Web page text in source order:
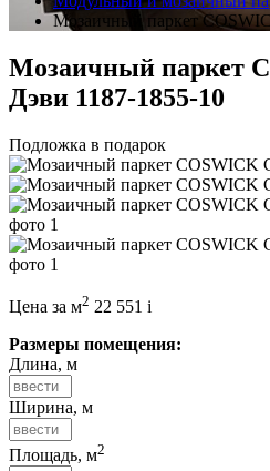
Мозаичный паркет
Мозаичный паркет
Дэви 1187-1855-10
Подложка в подарок
Цена за м2 22 551 i
Размеры помещения:
Длина, м
Ширина, м
Площадь, м2